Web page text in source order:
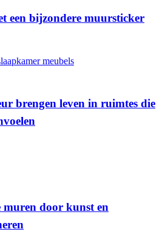
een bijzondere muursticker
brengen leven in ruimtes die
muren door kunst en